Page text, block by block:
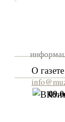
О газете